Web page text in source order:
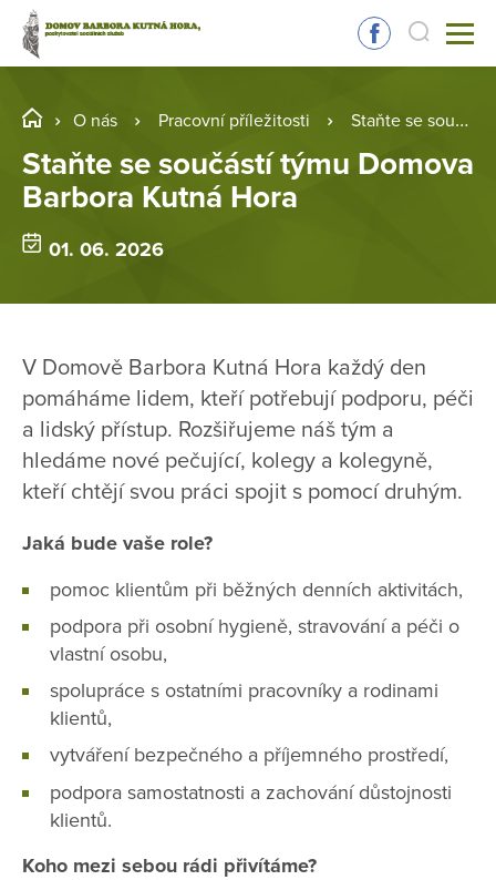
O nás Pracovní příležitosti Staňte se součástí týmu Domova Barbora Kutná Hora
Staňte se součástí týmu Domova
Barbora Kutná Hora
01. 06. 2026
V Domově Barbora Kutná Hora každý den
pomáháme lidem, kteří potřebují podporu, péči
a lidský přístup. Rozšiřujeme náš tým a
hledáme nové pečující, kolegy a kolegyně,
kteří chtějí svou práci spojit s pomocí druhým.
Jaká bude vaše role?
pomoc klientům při běžných denních aktivitách,
podpora při osobní hygieně, stravování a péči o
vlastní osobu,
spolupráce s ostatními pracovníky a rodinami
klientů,
vytváření bezpečného a příjemného prostředí,
podpora samostatnosti a zachování důstojnosti
klientů.
Koho mezi sebou rádi přivítáme?